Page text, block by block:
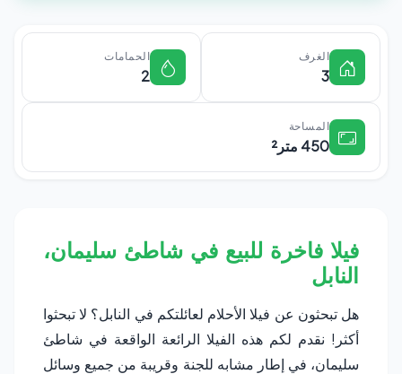
الغرف
3
الحمامات
2
المساحة
450 متر²
فيلا فاخرة للبيع في شاطئ سليمان،
النابل
هل تبحثون عن فيلا الأحلام لعائلتكم في النابل؟ لا تبحثوا
أكثر! نقدم لكم هذه الفيلا الرائعة الواقعة في شاطئ
سليمان، في إطار مشابه للجنة وقريبة من جميع وسائل